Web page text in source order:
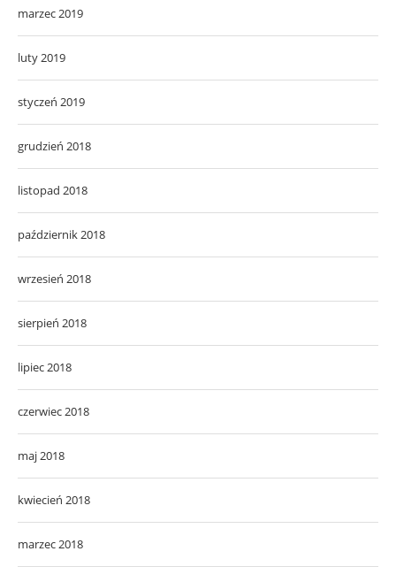
marzec 2019
luty 2019
styczeń 2019
grudzień 2018
listopad 2018
październik 2018
wrzesień 2018
sierpień 2018
lipiec 2018
czerwiec 2018
maj 2018
kwiecień 2018
marzec 2018